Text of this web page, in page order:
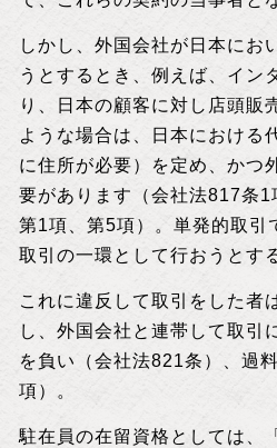
しかし、外国会社が日本にお
うとするとき、例えば、イン
り、日本の顧客に対し店頭販
ような場合は、日本における
に住所が必要）を定め、かつ
要があります（会社法817条
第1項、第5項）。単発的取引
取引の一環として行おうとす
これに違反して取引をした者
し、外国会社と連帯して取引
を負い（会社法821条）、過
項）。
駐在員の在留資格としては、